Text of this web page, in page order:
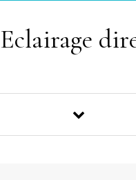
Eclairage